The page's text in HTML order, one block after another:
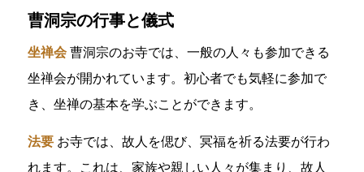
曹洞宗の行事と儀式
坐禅会曹洞宗のお寺では、一般の人々も参加できる
坐禅会が開かれています。初心者でも気軽に参加で
き、坐禅の基本を学ぶことができます。
法要お寺では、故人を偲び、冥福を祈る法要が行わ
れます。これは、家族や親しい人々が集まり、故人